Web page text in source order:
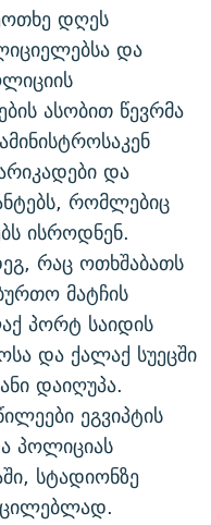
- 2022
ᲐᲛᲑᲐᲕᲘ
დღეს
და
ასობით წევრმა
და
რომლებიც
ისროდნენ.
რაც ოთხშაბათს
მატჩის
პორტ საიდის
და ქალაქ სუეცში
დაიღუპა.
ეგვიპტის
პოლიციას
სტადიონზე